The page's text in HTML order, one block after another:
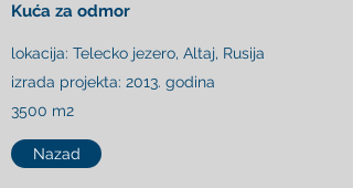
Kuća za odmor
lokacija: Telecko jezero, Altaj, Rusija
izrada projekta: 2013. godina
3500 m2
Nazad